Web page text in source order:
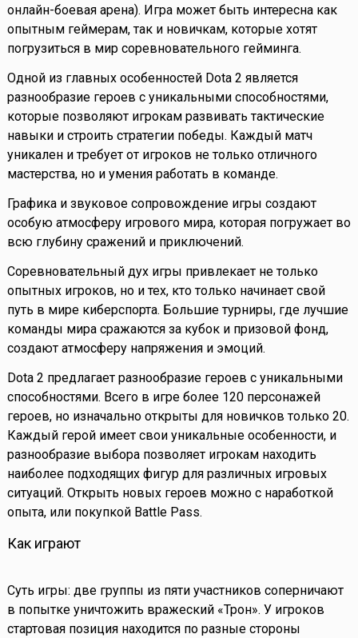
онлайн-боевая арена). Игра может быть интересна как
опытным геймерам, так и новичкам, которые хотят
погрузиться в мир соревновательного гейминга.
Одной из главных особенностей Dota 2 является
разнообразие героев с уникальными способностями,
которые позволяют игрокам развивать тактические
навыки и строить стратегии победы. Каждый матч
уникален и требует от игроков не только отличного
мастерства, но и умения работать в команде.
Графика и звуковое сопровождение игры создают
особую атмосферу игрового мира, которая погружает во
всю глубину сражений и приключений.
Соревновательный дух игры привлекает не только
опытных игроков, но и тех, кто только начинает свой
путь в мире киберспорта. Большие турниры, где лучшие
команды мира сражаются за кубок и призовой фонд,
создают атмосферу напряжения и эмоций.
Dota 2 предлагает разнообразие героев с уникальными
способностями. Всего в игре более 120 персонажей
героев, но изначально открыты для новичков только 20.
Каждый герой имеет свои уникальные особенности, и
разнообразие выбора позволяет игрокам находить
наиболее подходящих фигур для различных игровых
ситуаций. Открыть новых героев можно с наработкой
опыта, или покупкой Battle Pass.
Как играют
Суть игры: две группы из пяти участников соперничают
в попытке уничтожить вражеский «Трон». У игроков
стартовая позиция находится по разные стороны